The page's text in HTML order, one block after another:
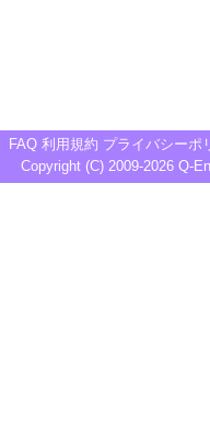
FAQ 利用規約 プライバシーポ
Copyright (C) 2009-2026 Q-